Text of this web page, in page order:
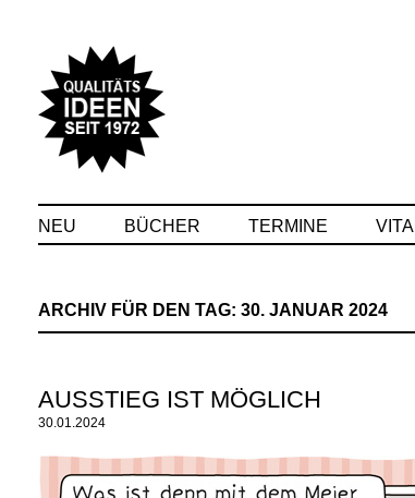
NEU BÜCHER TERMINE VITA
ARCHIV FÜR DEN TAG: 30. JANUAR 2024
AUSSTIEG IST MÖGLICH
30.01.2024